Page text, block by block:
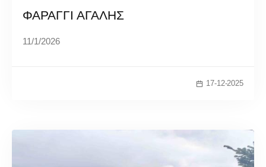
ΦΑΡΑΓΓΙ ΑΓΑΛΗΣ
11/1/2026
17-12-2025